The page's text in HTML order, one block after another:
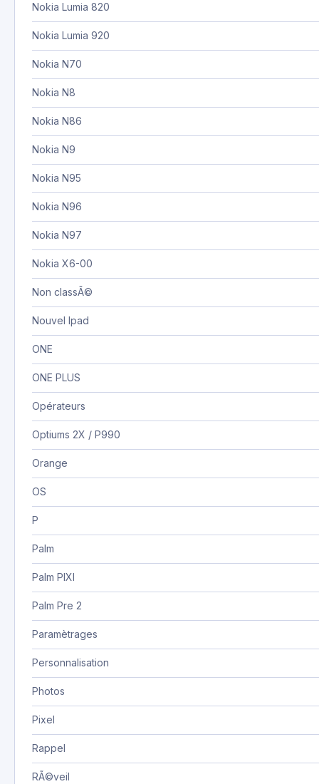
Nokia Lumia 820
Nokia Lumia 920
Nokia N70
Nokia N8
Nokia N86
Nokia N9
Nokia N95
Nokia N96
Nokia N97
Nokia X6-00
Non classÃ©
Nouvel Ipad
ONE
ONE PLUS
Opérateurs
Optiums 2X / P990
Orange
OS
P
Palm
Palm PIXI
Palm Pre 2
Paramètrages
Personnalisation
Photos
Pixel
Rappel
RÃ©veil